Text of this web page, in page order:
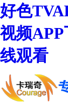
好色
视频
线观看